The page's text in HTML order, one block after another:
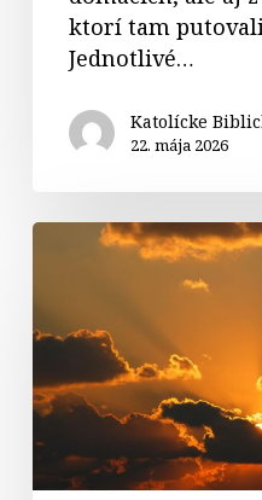
ktorí tam
Jednotlivé…
Katolícke
22. mája 2026
Komentáre
na
veľkonočnú
nedeľu
„A“